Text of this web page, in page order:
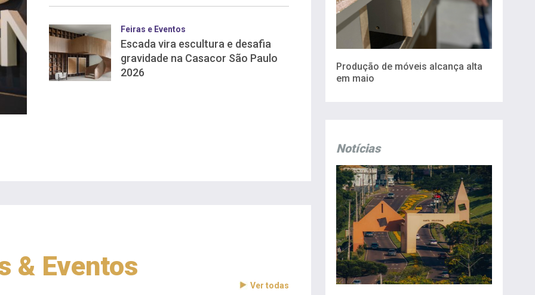
Feiras e Eventos
Escada vira escultura e desafia
gravidade na Casacor São Paulo
2026
& Eventos
Ver todas
Produção de móveis alcança alta
em maio
Notícias